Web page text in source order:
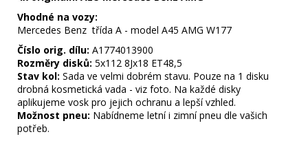
Vhodné na vozy:
Mercedes Benz třída A - model A45 AMG W177
Číslo orig. dílu: A1774013900
Rozměry disků: 5x112 8Jx18 ET48,5
Stav kol: Sada ve velmi dobrém stavu. Pouze na 1 disku
drobná kosmetická vada - viz foto. Na každé disky
aplikujeme vosk pro jejich ochranu a lepší vzhled.
Možnost pneu: Nabídneme letní i zimní pneu dle vašich
potřeb.